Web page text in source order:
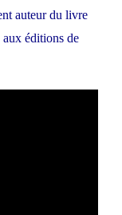
auteur du livre
éditions de